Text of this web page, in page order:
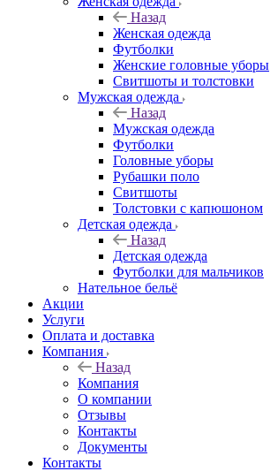
Назад
Женская одежда
Футболки
Женские головные уборы
Свитшоты и толстовки
Мужская одежда
Назад
Мужская одежда
Футболки
Головные уборы
Рубашки поло
Свитшоты
Толстовки с капюшоном
Детская одежда
Назад
Детская одежда
Футболки для мальчиков
Нательное бельё
Акции
Услуги
Оплата и доставка
Компания
Назад
Компания
О компании
Отзывы
Контакты
Документы
Контакты